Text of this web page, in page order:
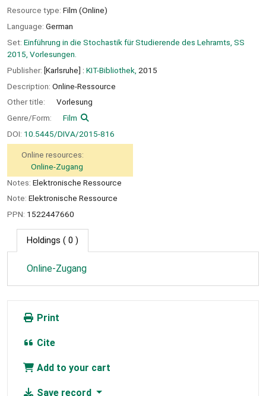
Resource type: Film (Online)
Language: German
Set: Einführung in die Stochastik für Studierende des Lehramts, SS
2015, Vorlesungen.
Publisher: [Karlsruhe] : KIT-Bibliothek, 2015
Description: Online-Ressource
Other title:
Vorlesung
Genre/Form:
Film
DOI: 10.5445/DIVA/2015-816
Online resources:
Online-Zugang
Notes: Elektronische Ressource
Note: Elektronische Ressource
PPN: 1522447660
Holdings ( 0 )
Online-Zugang
Print
Cite
Add to your cart
Save record